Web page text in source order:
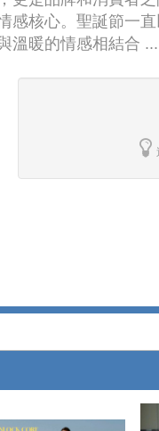
感核心。聖誕節一
溫暖的情感相結合